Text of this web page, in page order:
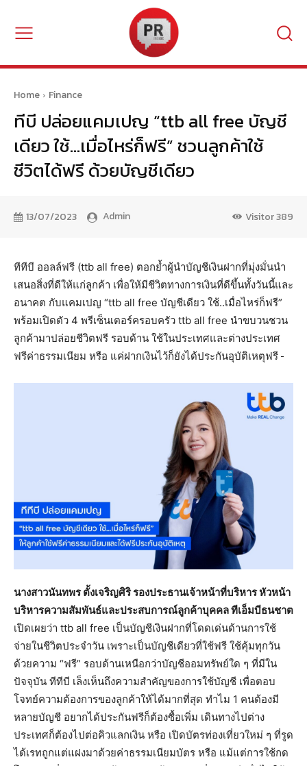
Home Finance
ทีบี ปล่อยแคมเปญ “ttb all free บัญชี
เดียว ใช้…เมื่อไหร่ก็ฟรี” ชวนลูกค้าใช้
ชีวิตได้ฟรี ด้วยบัญชีเดียว
13/07/2023 Admin Visitor389
ทีทีบี ออลล์ฟรี (ttb all free) ตอกย้ำผู้นำบัญชีเงินฝากที่มุ่งมั่นนำ
เสนอสิ่งที่ดีให้แก่ลูกค้า เพื่อให้มีชีวิตทางการเงินที่ดีขึ้นทั้งวันนี้และ
อนาคต กับแคมเปญ “ttb all free บัญชีเดียว ใช้..เมื่อไหร่ก็ฟรี”
พร้อมเปิดตัว 4 พรีเซ็นเตอร์ครอบครัว ttb all free นำขบวนชวน
ลูกค้ามาปล่อยชีวิตฟรี รอบด้าน ใช้ในประเทศและต่างประเทศ
ฟรีค่าธรรมเนียม หรือ แค่ฝากเงินไว้ก็ยังได้ประกันอุบัติเหตุฟรี
นางสาวนันทพร ตั้งเจริญศิริ รองประธานเจ้าหน้าที่บริหาร หัวหน้า
บริหารความสัมพันธ์และประสบการณ์ลูกค้าบุคคล ทีเอ็มบีธนชาต
เปิดเผยว่า ttb all free เป็นบัญชีเงินฝากที่โดดเด่นด้านการใช้
จ่ายในชีวิตประจำวัน เพราะเป็นบัญชีเดียวที่ใช้ฟรี ใช้คุ้มทุกวัน
ด้วยความ “ฟรี” รอบด้านเหนือกว่าบัญชีออมทรัพย์ใด ๆ ที่มีใน
ปัจจุบัน ทีทีบี เล็งเห็นถึงความสำคัญของการใช้บัญชี เพื่อตอบ
โจทย์ความต้องการของลูกค้าให้ได้มากที่สุด ทำไม 1 คนต้องมี
หลายบัญชี อยากได้ประกันฟรีก็ต้องซื้อเพิ่ม เดินทางไปต่าง
ประเทศก็ต้องไปต่อคิวแลกเงิน หรือ เปิดบัตรท่องเที่ยวใหม่ ๆ ที่รูด
ได้เรทถูกแต่แฝงมาด้วยค่าธรรมเนียมบัตร หรือ แม้แต่การใช้กด